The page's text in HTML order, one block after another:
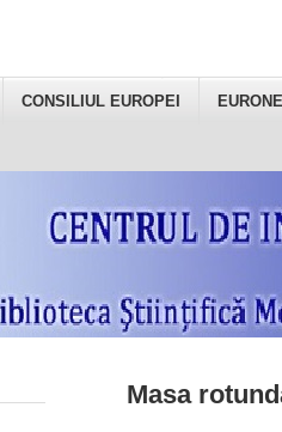
CONSILIUL EUROPEI
Masa